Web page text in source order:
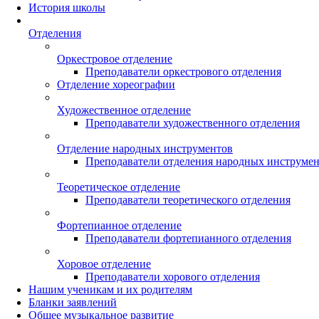
История школы
Отделения
Оркестровое отделение
Преподаватели оркестрового отделения
Отделение хореографии
Художественное отделение
Преподаватели художественного отделения
Отделение народных инструментов
Преподаватели отделения народных
Теоретическое отделение
Преподаватели теоретического отделения
Фортепианное отделение
Преподаватели фортепианного отделения
Хоровое отделение
Преподаватели хорового отделения
Нашим ученикам и их родителям
Бланки заявлений
Общее музыкальное развитие